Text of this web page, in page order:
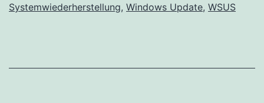
Systemwiederherstellung, Windows Update, WSUS